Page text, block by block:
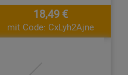
18,49 €
mit Code: CxLyh2Ajne